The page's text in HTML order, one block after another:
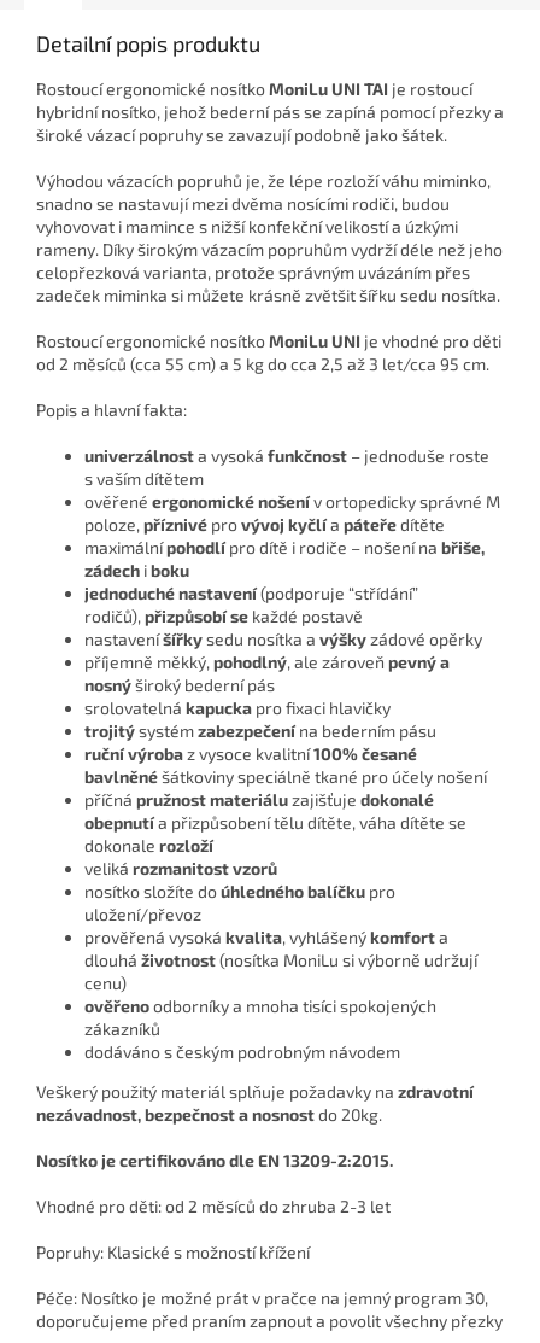
Detailní popis produktu
Rostoucí ergonomické nosítkoMoniLu UNI TAI je rostoucí
hybridní nosítko, jehož bederní pás se zapíná pomocí přezky a
široké vázací popruhy se zavazují podobně jako šátek.
Výhodou vázacích popruhů je, že lépe rozloží váhu miminko,
snadno se nastavují mezi dvěma nosícími rodiči, budou
vyhovovat i mamince s nižší konfekční velikostí a úzkými
rameny. Díky širokým vázacím popruhům vydrží déle než jeho
celopřezková varianta, protože správným uvázáním přes
zadeček miminka si můžete krásně zvětšit šířku sedu nosítka.
Rostoucí ergonomické nosítkoMoniLu UNI je vhodné pro děti
od 2 měsíců (cca 55 cm) a 5 kg do cca 2,5 až 3 let/cca 95 cm.
Popis a hlavní fakta:
univerzálnosta vysoká funkčnost – jednoduše roste
s vaším dítětem
ověřené ergonomické nošenív ortopedicky správné M
poloze, příznivé provývoj kyčlía páteředítěte
maximálnípohodlí pro dítě i rodiče – nošení na břiše,
zádech iboku
jednoduché nastavení(podporuje “střídání”
rodičů), přizpůsobí se každé postavě
nastaveníšířkysedu nosítka a výškyzádové opěrky
příjemně měkký, pohodlný, ale zároveň pevný a
nosnýširoký bederní pás
srolovatelná kapucka pro fixaci hlavičky
trojitýsystémzabezpečení na bederním pásu
ruční výrobaz vysoce kvalitní100% česané
bavlněnéšátkoviny speciálně tkané pro účely nošení
příčná pružnost materiáluzajišťuje dokonalé
obepnutía přizpůsobení tělu dítěte, váha dítěte se
dokonale rozloží
veliká rozmanitost vzorů
nosítko složíte doúhledného balíčku pro
uložení/převoz
prověřená vysoká kvalita, vyhlášenýkomforta
dlouhá životnost(nosítka MoniLu si výborně udržují
cenu)
ověřenoodborníky a mnoha tisíci spokojených
zákazníků
dodáváno s českým podrobným návodem
Veškerý použitý materiál splňuje požadavky na zdravotní
nezávadnost, bezpečnost a nosnostdo 20kg.
Nosítko je certifikováno dle EN 13209-2:2015.
Vhodné pro děti: od 2 měsíců do zhruba 2-3 let
Popruhy: Klasické s možností křížení
Péče: Nosítko je možné prát v pračce na jemný program 30,
doporučujeme před praním zapnout a povolit všechny přezky